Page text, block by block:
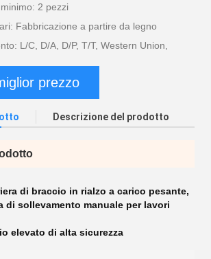
2 pezzi
Fabbricazione a partire da legno
L/C, D/A, D/P, T/T, Western Union,
prezzo
Descrizione del prodotto
di braccio in rialzo a carico pesante,
di sollevamento manuale per lavori
elevato di alta sicurezza